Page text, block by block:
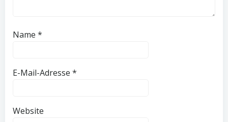
Name *
E-Mail-Adresse *
Website